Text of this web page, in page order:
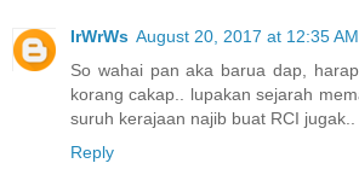
IrWrWs August 20, 2017 at 12:35 AM
So wahai pan aka barua dap,
korang cakap.. lupakan sejarah
suruh kerajaan najib buat RCI jugak..
Reply